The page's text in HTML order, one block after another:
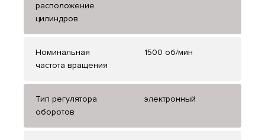
расположение
цилиндров
Номинальная
частота вращения
1500 об/мин
Тип регулятора
оборотов
электронный